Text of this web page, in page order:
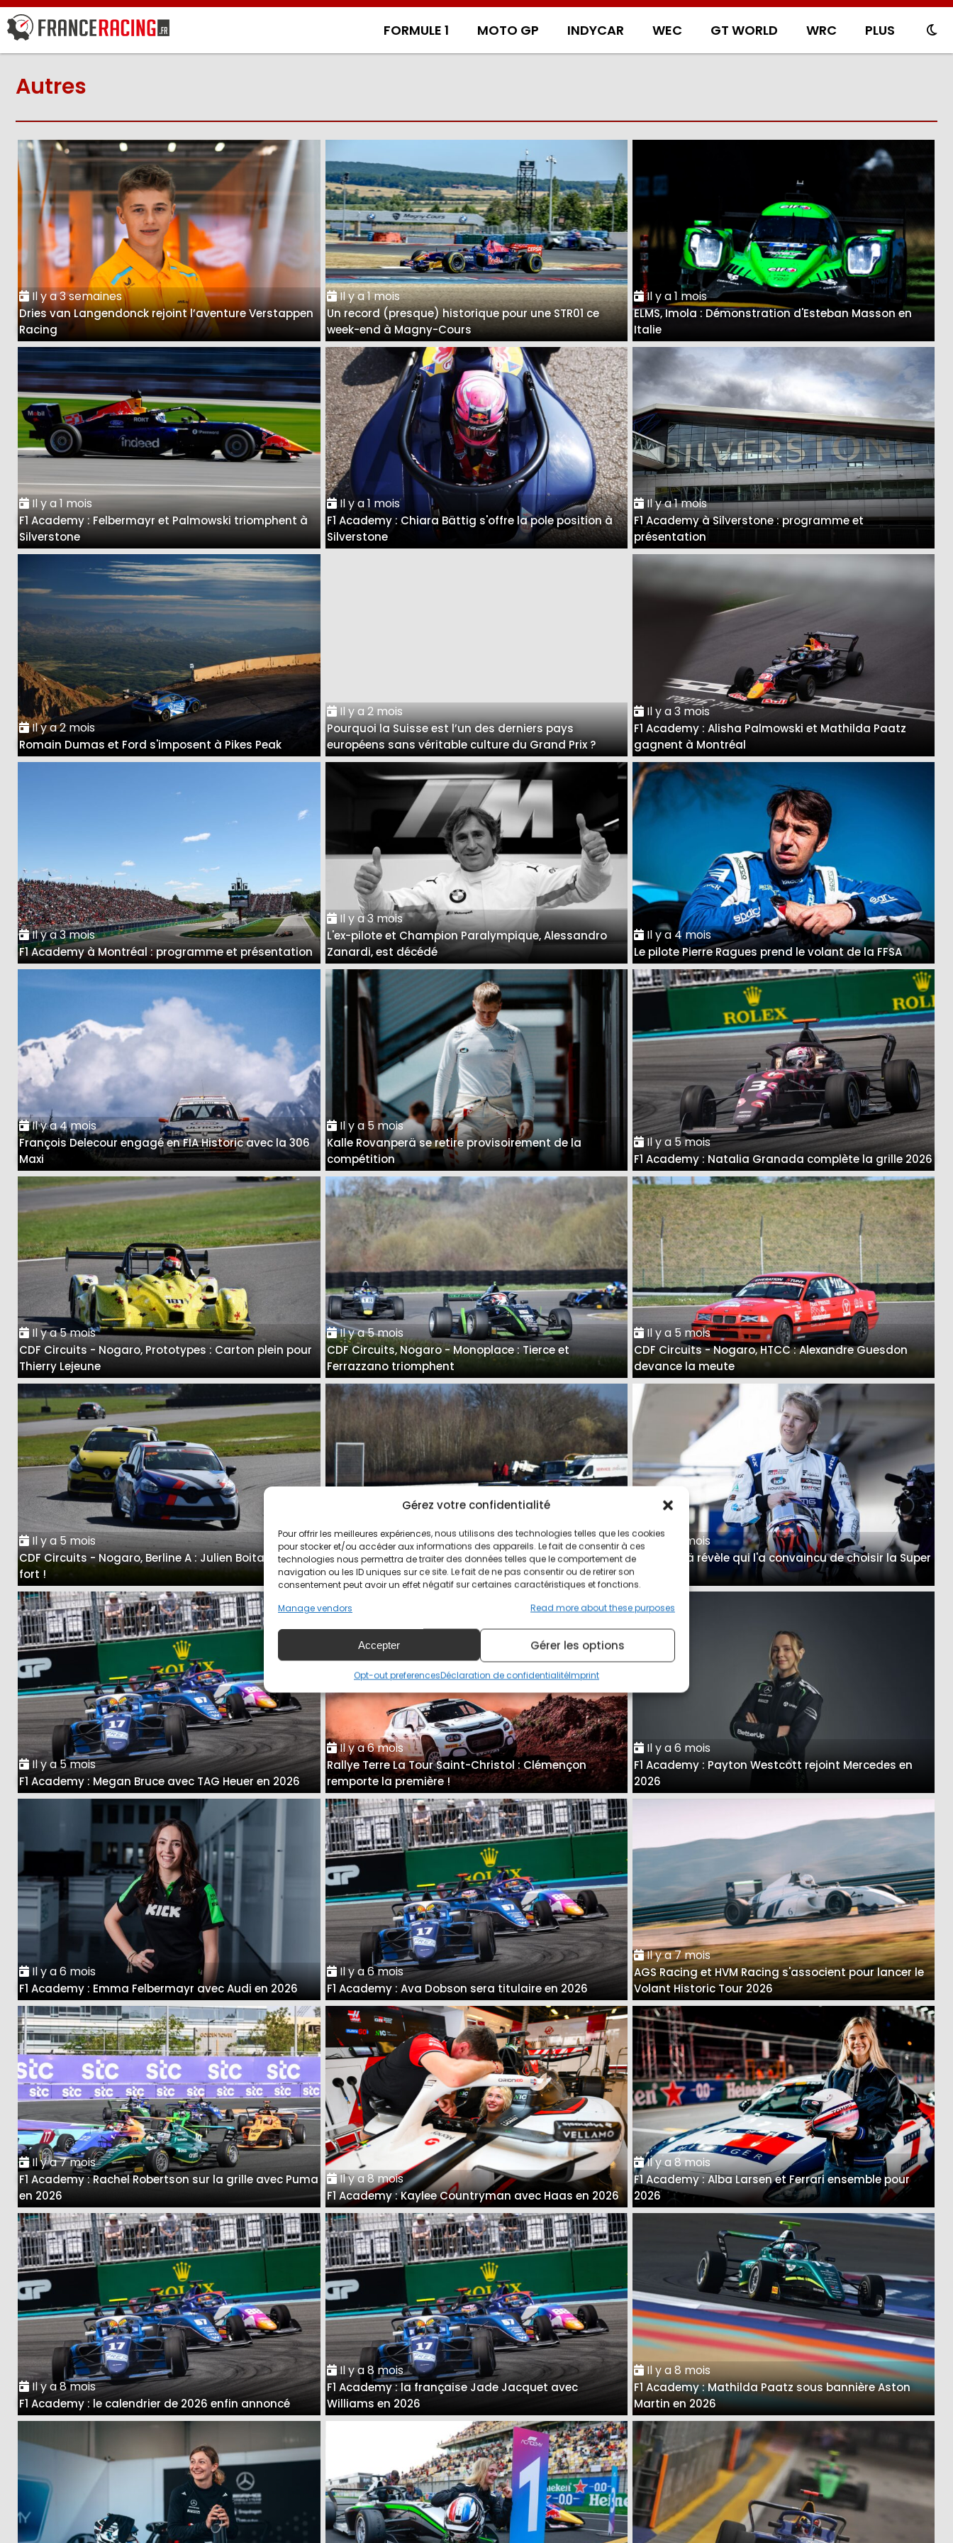
Gérez votre confidentialité
Pour offrir les meilleures expériences, nous utilisons des technologies telles que les cookies
pour stocker et/ou accéder aux informations des appareils. Le fait de consentir à ces
technologies nous permettra de traiter des données telles que le comportement de
navigation ou les ID uniques sur ce site. Le fait de ne pas consentir ou de retirer son
consentement peut avoir un effet négatif sur certaines caractéristiques et fonctions.
Manage vendors
Read more about these purposes
Accepter Gérer les options
Opt-out preferencesDéclaration de confidentialitéImprint
FORMULE 1 MOTO GP INDYCAR WEC GT WORLD WRC PLUS
Autres
Il y a 3 semaines
Dries van Langendonck rejoint l’aventure Verstappen
Racing
Il y a 1 mois
Un record (presque) historique pour une STR01 ce
week-end à Magny-Cours
Il y a 1 mois
ELMS, Imola : Démonstration d'Esteban Masson en
Italie
Il y a 1 mois
F1 Academy : Felbermayr et Palmowski triomphent à
Silverstone
Il y a 1 mois
F1 Academy : Chiara Bättig s'offre la pole position à
Silverstone
Il y a 1 mois
F1 Academy à Silverstone : programme et
présentation
Il y a 2 mois
Romain Dumas et Ford s'imposent à Pikes Peak
Il y a 2 mois
Pourquoi la Suisse est l’un des derniers pays
européens sans véritable culture du Grand Prix ?
Il y a 3 mois
F1 Academy : Alisha Palmowski et Mathilda Paatz
gagnent à Montréal
Il y a 3 mois
F1 Academy à Montréal : programme et présentation
Il y a 3 mois
L'ex-pilote et Champion Paralympique, Alessandro
Zanardi, est décédé
Il y a 4 mois
Le pilote Pierre Ragues prend le volant de la FFSA
Il y a 4 mois
François Delecour engagé en FIA Historic avec la 306
Maxi
Il y a 5 mois
Kalle Rovanperä se retire provisoirement de la
compétition
Il y a 5 mois
F1 Academy : Natalia Granada complète la grille 2026
Il y a 5 mois
CDF Circuits - Nogaro, Prototypes : Carton plein pour
Thierry Lejeune
Il y a 5 mois
CDF Circuits, Nogaro - Monoplace : Tierce et
Ferrazzano triomphent
Il y a 5 mois
CDF Circuits - Nogaro, HTCC : Alexandre Guesdon
devance la meute
Il y a 5 mois
CDF Circuits - Nogaro, Berline A : Julien Boitard, trop
fort !
Il y a 5 mois
CDF Circuits - Nogaro, Berline/GT B : Roland Chotard,
en habitué
Il y a 5 mois
Rovanperä révèle qui l'a convaincu de choisir la Super
Formula
Il y a 5 mois
F1 Academy : Megan Bruce avec TAG Heuer en 2026
Il y a 6 mois
Rallye Terre La Tour Saint-Christol : Clémençon
remporte la première !
Il y a 6 mois
F1 Academy : Payton Westcott rejoint Mercedes en
2026
Il y a 6 mois
F1 Academy : Emma Felbermayr avec Audi en 2026
Il y a 6 mois
F1 Academy : Ava Dobson sera titulaire en 2026
Il y a 7 mois
AGS Racing et HVM Racing s'associent pour lancer le
Volant Historic Tour 2026
Il y a 7 mois
F1 Academy : Rachel Robertson sur la grille avec Puma
en 2026
Il y a 8 mois
F1 Academy : Kaylee Countryman avec Haas en 2026
Il y a 8 mois
F1 Academy : Alba Larsen et Ferrari ensemble pour
2026
Il y a 8 mois
F1 Academy : le calendrier de 2026 enfin annoncé
Il y a 8 mois
F1 Academy : la française Jade Jacquet avec
Williams en 2026
Il y a 8 mois
F1 Academy : Mathilda Paatz sous bannière Aston
Martin en 2026